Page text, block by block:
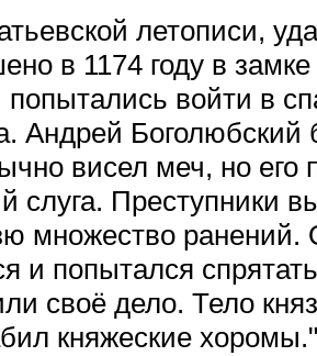
летописи,
в 1174 году в
попытались войти в
Андрей Боголюбский
висел меч, но его
слуга. Преступники
множество ранений.
и попытался
своё дело. Тело
княжеские хоромы."